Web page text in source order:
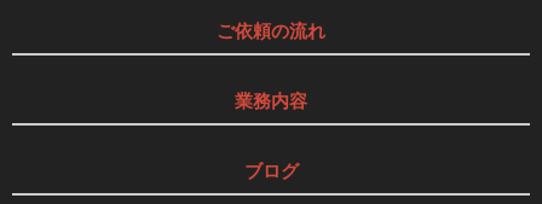
ご依頼の流れ
業務内容
ブログ